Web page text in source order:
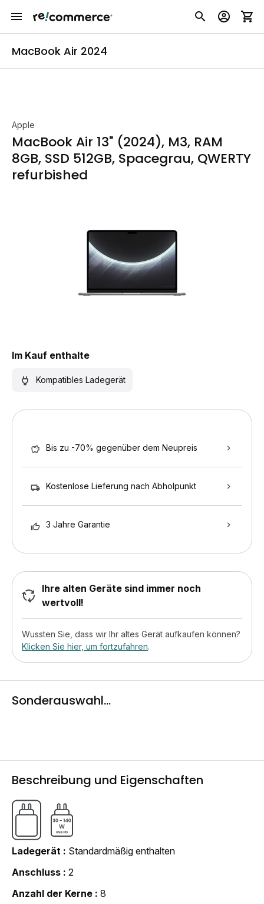
MacBook Air 2024
Apple
MacBook Air 13" (2024), M3, RAM
8GB, SSD 512GB, Spacegrau, QWERTY
refurbished
Im Kauf enthalte
Kompatibles Ladegerät
Bis zu -70% gegenüber dem Neupreis
Kostenlose Lieferung nach Abholpunkt
3 Jahre Garantie
Ihre alten Geräte sind immer noch
wertvoll!
Wussten Sie, dass wir Ihr altes Gerät aufkaufen können?
Klicken Sie hier, um fortzufahren.
Sonderauswahl...
Beschreibung und Eigenschaften
Ladegerät
Standardmäßig enthalten
Anschluss
2
Anzahl der Kerne
8